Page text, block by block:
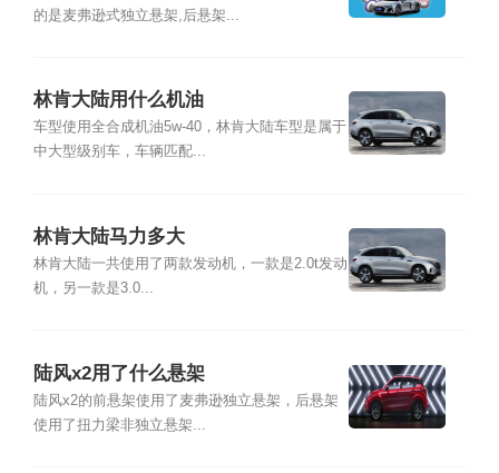
的是麦弗逊式独立悬架,后悬架...
林肯大陆用什么机油
车型使用全合成机油5w-40，林肯大陆车型是属于
中大型级别车，车辆匹配...
林肯大陆马力多大
林肯大陆一共使用了两款发动机，一款是2.0t发动
机，另一款是3.0...
陆风x2用了什么悬架
陆风x2的前悬架使用了麦弗逊独立悬架，后悬架
使用了扭力梁非独立悬架...